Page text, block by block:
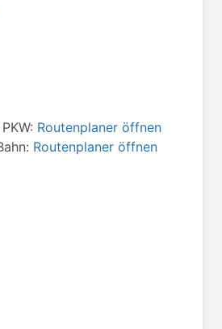
Routenplaner öffnen
Routenplaner öffnen